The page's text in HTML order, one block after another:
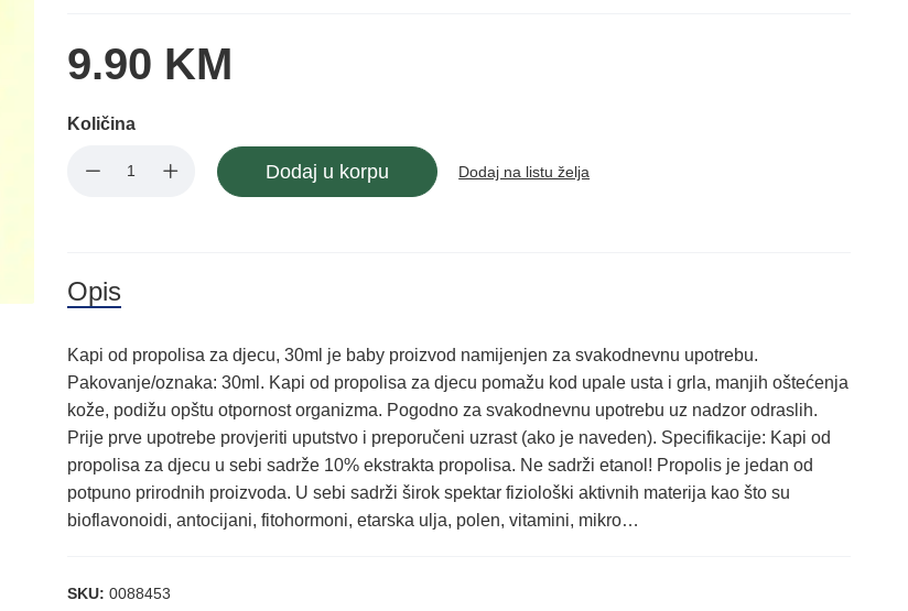
9.90 KM
Količina
Dodaj u korpu Dodaj na listu želja
Opis
Kapi od propolisa za djecu, 30ml je baby proizvod namijenjen za svakodnevnu upotrebu.
Pakovanje/oznaka: 30ml. Kapi od propolisa za djecu pomažu kod upale usta i grla, manjih oštećenja
kože, podižu opštu otpornost organizma. Pogodno za svakodnevnu upotrebu uz nadzor odraslih.
Prije prve upotrebe provjeriti uputstvo i preporučeni uzrast (ako je naveden). Specifikacije: Kapi od
propolisa za djecu u sebi sadrže 10% ekstrakta propolisa. Ne sadrži etanol! Propolis je jedan od
potpuno prirodnih proizvoda. U sebi sadrži širok spektar fiziološki aktivnih materija kao što su
bioflavonoidi, antocijani, fitohormoni, etarska ulja, polen, vitamini, mikro…
SKU:0088453